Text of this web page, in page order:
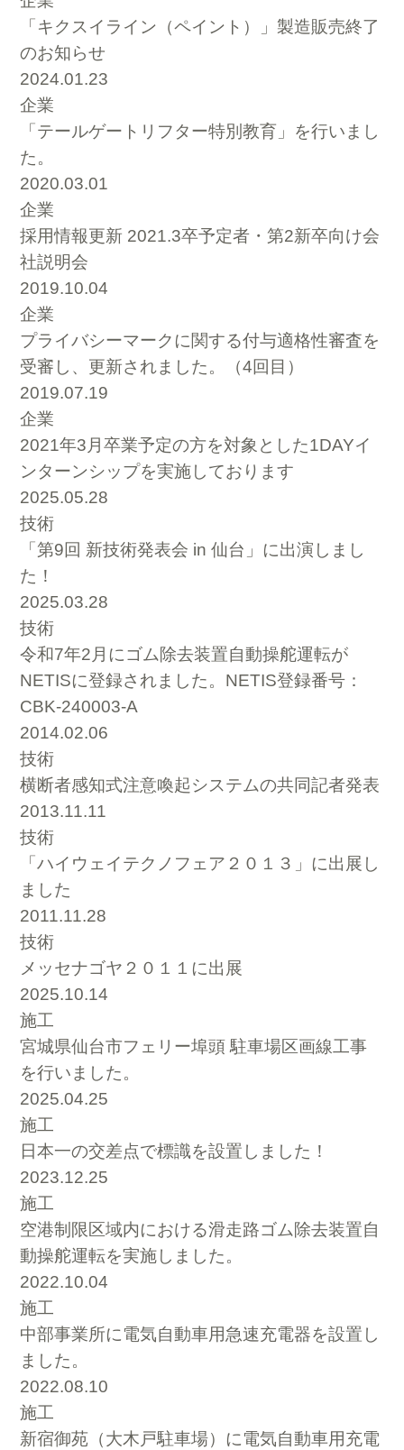
「キクスイライン（ペイント）」製造販売終了
のお知らせ
2024.01.23
企業
「テールゲートリフター特別教育」を行いまし
た。
2020.03.01
企業
採用情報更新 2021.3卒予定者・第2新卒向け会
社説明会
2019.10.04
企業
プライバシーマークに関する付与適格性審査を
受審し、更新されました。（4回目）
2019.07.19
企業
2021年3月卒業予定の方を対象とした1DAYイ
ンターンシップを実施しております
2025.05.28
技術
「第9回 新技術発表会 in 仙台」に出演しまし
た！
2025.03.28
技術
令和7年2月にゴム除去装置自動操舵運転が
NETISに登録されました。NETIS登録番号：
CBK-240003-A
2014.02.06
技術
横断者感知式注意喚起システムの共同記者発表
2013.11.11
技術
「ハイウェイテクノフェア２０１３」に出展し
ました
2011.11.28
技術
メッセナゴヤ２０１１に出展
2025.10.14
施工
宮城県仙台市フェリー埠頭 駐車場区画線工事
を行いました。
2025.04.25
施工
日本一の交差点で標識を設置しました！
2023.12.25
施工
空港制限区域内における滑走路ゴム除去装置自
動操舵運転を実施しました。
2022.10.04
施工
中部事業所に電気自動車用急速充電器を設置し
ました。
2022.08.10
施工
新宿御苑（大木戸駐車場）に電気自動車用充電